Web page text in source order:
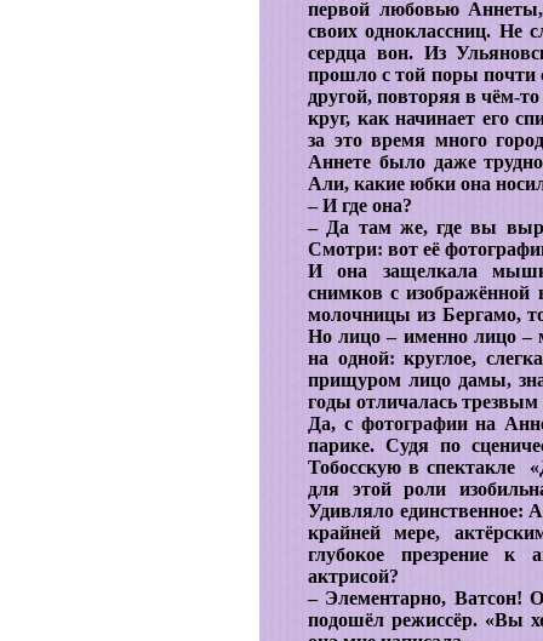
первой любовью
своих одноклассниц. Не
сердца вон. Из
прошло с той поры почти
другой, повторяя в чём-
круг, как начинает его
за это время много
Аннете было даже
Али, какие юбки она
– И где она?
– Да там же, где вы
Смотри: вот её
И она защелкала
снимков с
молочницы из Бергамо,
Но лицо – именно лицо –
на одной: круглое,
прищуром лицо дамы,
годы отличалась
Да, с фотографии на
парике. Судя по
Тобосскую в спектакле
для этой роли
Удивляло единственное:
крайней мере,
глубокое презрение к
актрисой?
– Элементарно, Ватсон!
подошёл режиссёр. «Вы